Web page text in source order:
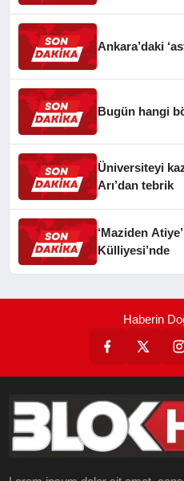
Ankara’daki
Bugün hangi
Üniversiteyi
Arı’dan tebrik
‘Maziden
Külliyesi’nde
Haberin